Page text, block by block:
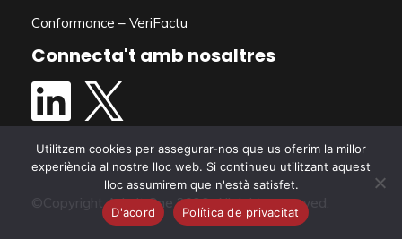
dipòsits de la República
d'Irlanda
1 de febrer de 2024
In Republic of Ireland, the Deposit Return
Scheme (DRS) comes into effect February 1st,
2024...
Llegeix més
Conformance – VeriFactu
Connecta't amb nosaltres
©Copyright Admit One 2026. All rights reserved.
Utilitzem cookies per assegurar-nos que us oferim la millor
experiència al nostre lloc web. Si continueu utilitzant aquest
lloc assumirem que n'està satisfet.
D'acord
Política de privacitat